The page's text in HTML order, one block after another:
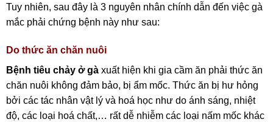
Tuy nhiên, sau đây là 3 nguyên nhân chính dẫn đến việc gà
mắc phải chứng bệnh này như sau:
Do thức ăn chăn nuôi
Bệnh tiêu chảy ở gà xuất hiện khi gia cầm ăn phải thức ăn
chăn nuôi không đảm bảo, bị ẩm mốc. Thức ăn bị hư hỏng
bởi các tác nhân vật lý và hoá học như do ánh sáng, nhiệt
độ, các loại hoá chất,… rất dễ nhiễm các loại nấm mốc khác